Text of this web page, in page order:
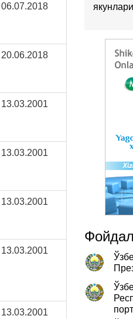
06.07.2018
20.06.2018
13.03.2001
13.03.2001
13.03.2001
13.03.2001
13.03.2001
якунлари